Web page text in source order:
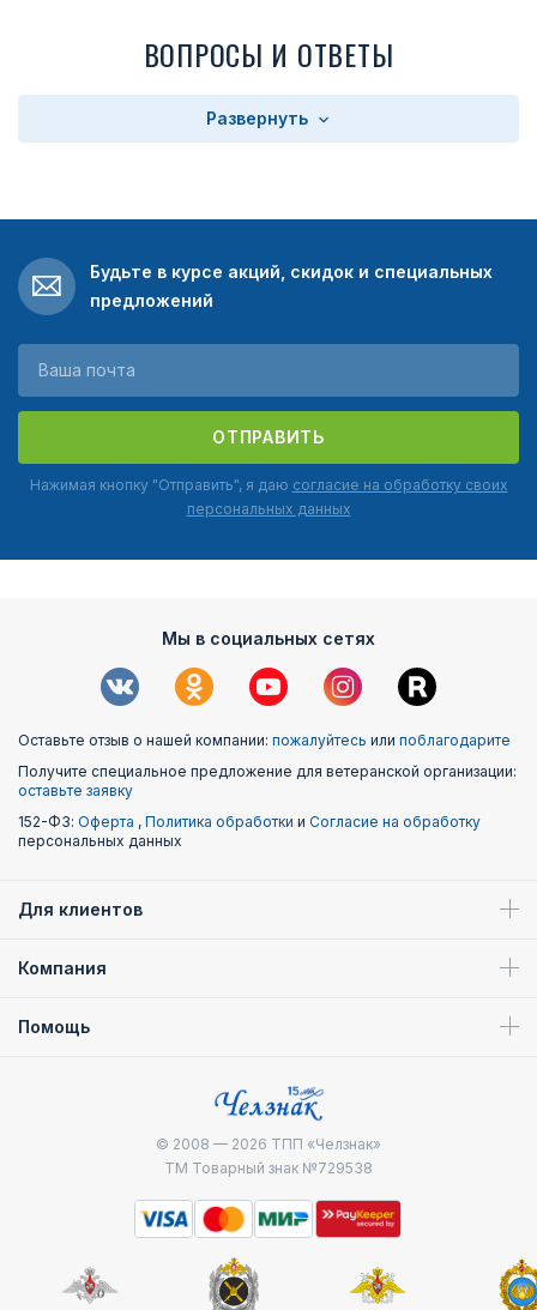
ВОПРОСЫ И ОТВЕТЫ
Развернуть
Будьте в курсе акций, скидок и специальных
предложений
ОТПРАВИТЬ
Нажимая кнопку "Отправить", я даю согласие на обработку своих
персональных данных
Мы в социальных сетях
Оставьте отзыв о нашей компании: пожалуйтесь или поблагодарите
Получите специальное предложение для ветеранской организации:
оставьте заявку
152-ФЗ: Оферта , Политика обработки и Согласие на обработку
персональных данных
Для клиентов
Компания
Помощь
© 2008 — 2026 ТПП «Челзнак»
ТМ Товарный знак №729538